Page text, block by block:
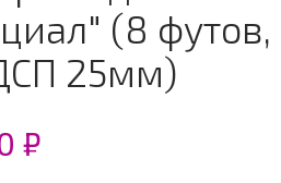
(8 футов,
25мм)
₽